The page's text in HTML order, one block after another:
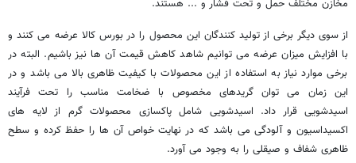
مخازن مختلف حمل و تحت فشار و ... هستند.
از سوی دیگر برخی از تولید کنندگان این محصول را در بورس کالا عرضه می کنند و
با افزایش میزان عرضه می توانیم شاهد کاهش قیمت آن ها نیز باشیم. البته در
برخی موارد نیاز به استفاده از این محصولات با کیفیت ظاهری بالا می باشد و در
این زمان می توان گریدهای مخصوص با ضخامت مناسب را تحت فرآیند
اسیدشویی قرار داد. اسیدشویی شامل پاکسازی محصولات گرم از لایه های
اکسیداسیون و آلودگی می باشد که در نهایت خواص آن ها را حفظ کرده و سطح
ظاهری شفاف و صیقلی را به وجود می آورد.